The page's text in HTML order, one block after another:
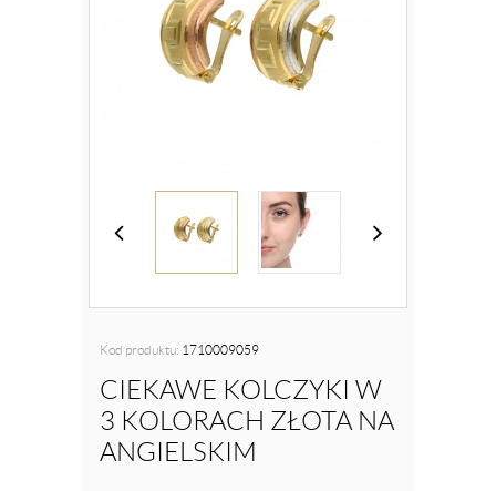
Kod produktu: 1710009059
CIEKAWE KOLCZYKI W
3 KOLORACH ZŁOTA NA
ANGIELSKIM